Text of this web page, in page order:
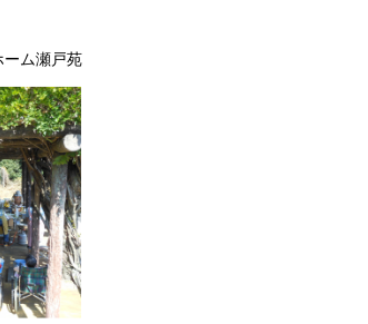
ーム瀬戸苑